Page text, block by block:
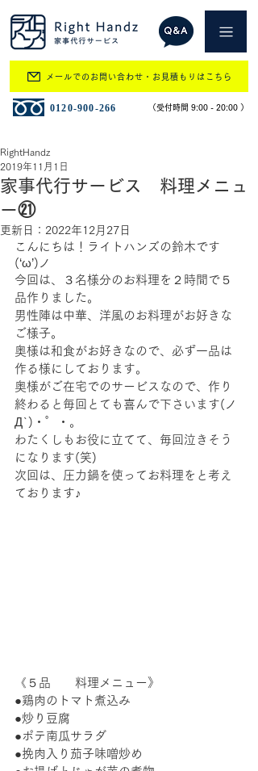
​0120-900-266 ​（受付時間 9:00 - 20:00 ）
メールでのお問い合わせ・お見積もりはこちら
家事代行サービス 料理メニュ
ー㉑
RightHandz
2019年11月1日
更新日： 2022年12月27日
こんにちは！ライトハンズの鈴木です
(‘ω’)ノ
今回は、３名様分のお料理を２時間で５
品作りました。
男性陣は中華、洋風のお料理がお好きな
ご様子。
奥様は和食がお好きなので、必ず一品は
作る様にしております。
奥様がご在宅でのサービスなので、作り
終わると毎回とても喜んで下さいます(ノ
Д`)・゜・。
わたくしもお役に立てて、毎回泣きそう
になります(笑)
次回は、圧力鍋を使ってお料理をと考え
ております♪
《５品　　料理メニュー》
●鶏肉のトマト煮込み
●炒り豆腐
●ポテ南瓜サラダ
●挽肉入り茄子味噌炒め